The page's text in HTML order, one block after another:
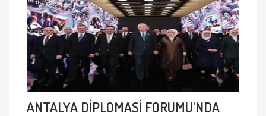
ANTALYA DİPLOMASİ FORUMU'NDA